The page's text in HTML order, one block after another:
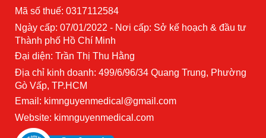
Mã số thuế: 0317112584
Ngày cấp: 07/01/2022 - Nơi cấp: Sở kế hoạch & đầu tư
Thành phố Hồ Chí Minh
Đại diện: Trần Thị Thu Hằng
Địa chỉ kinh doanh: 499/6/96/34 Quang Trung, Phường
Gò Vấp, TP.HCM
Email: kimnguyenmedical@gmail.com
Website: kimnguyenmedical.com